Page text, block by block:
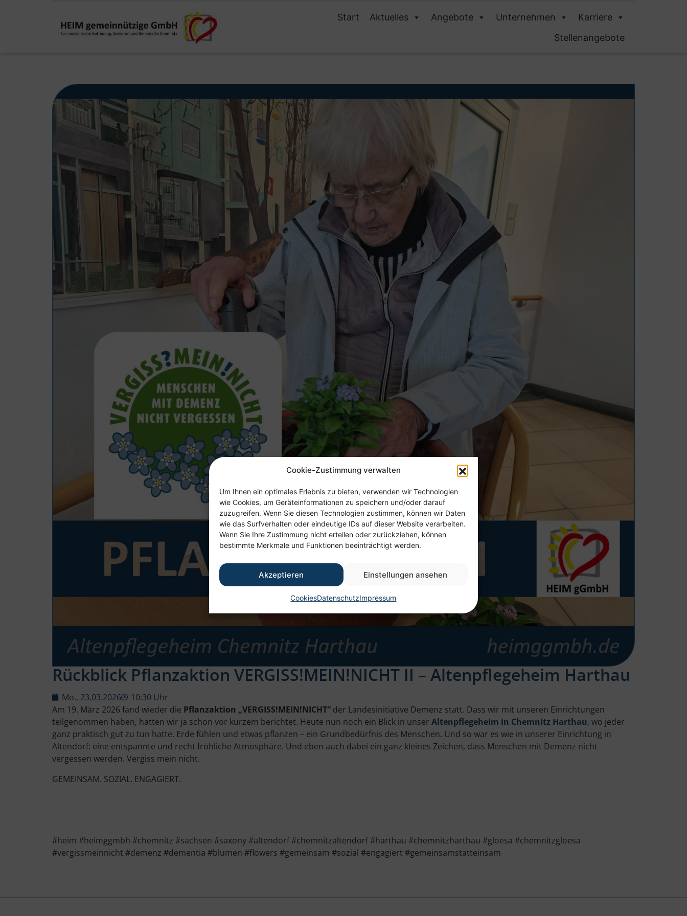
Cookie-Zustimmung verwalten
Um Ihnen ein optimales Erlebnis zu bieten, verwenden wir Technologien
wie Cookies, um Geräteinformationen zu speichern und/oder darauf
zuzugreifen. Wenn Sie diesen Technologien zustimmen, können wir Daten
wie das Surfverhalten oder eindeutige IDs auf dieser Website verarbeiten.
Wenn Sie Ihre Zustimmung nicht erteilen oder zurückziehen, können
bestimmte Merkmale und Funktionen beeinträchtigt werden.
Akzeptieren Einstellungen ansehen
CookiesDatenschutzImpressum
Start Aktuelles Angebote Unternehmen
Karriere
Stellenangebote
Rückblick Pflanzaktion VERGISS!MEIN!NICHT II – Altenpflegeheim Harthau
Mo., 23.03.2026
10:30 Uhr
Am 19. März 2026 fand wieder die Pflanzaktion „VERGISS!MEIN!NICHT“ der Landesinitiative Demenz statt. Dass wir mit unseren Einrichtungen
teilgenommen haben, hatten wir ja schon vor kurzem berichtet. Heute nun noch ein Blick in unser Altenpflegeheim in Chemnitz Harthau, wo jeder
ganz praktisch gut zu tun hatte. Erde fühlen und etwas pflanzen – ein Grundbedürfnis des Menschen. Und so war es wie in unserer Einrichtung in
Altendorf: eine entspannte und recht fröhliche Atmosphäre. Und eben auch dabei ein ganz kleines Zeichen, dass Menschen mit Demenz nicht
vergessen werden. Vergiss mein nicht.
GEMEINSAM. SOZIAL. ENGAGIERT.
#heim #heimggmbh #chemnitz #sachsen #saxony #altendorf #chemnitzaltendorf #harthau #chemnitzharthau #gloesa #chemnitzgloesa
#vergissmeinnicht #demenz #dementia #blumen #flowers #gemeinsam #sozial #engagiert #gemeinsamstatteinsam